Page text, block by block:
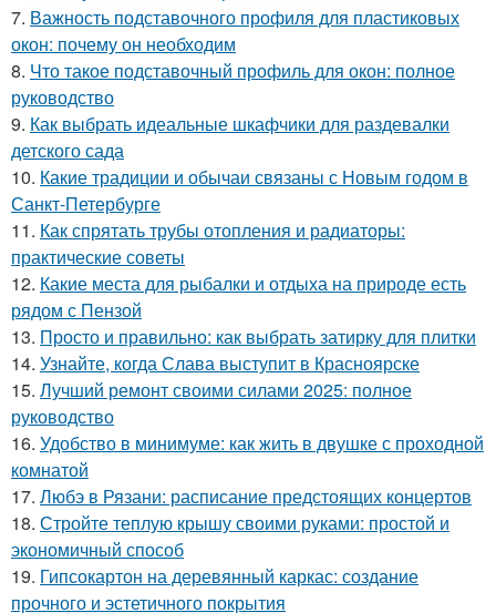
7. Важность подставочного профиля для пластиковых
окон: почему он необходим
8. Что такое подставочный профиль для окон: полное
руководство
9. Как выбрать идеальные шкафчики для раздевалки
детского сада
10. Какие традиции и обычаи связаны с Новым годом в
Санкт-Петербурге
11. Как спрятать трубы отопления и радиаторы:
практические советы
12. Какие места для рыбалки и отдыха на природе есть
рядом с Пензой
13. Просто и правильно: как выбрать затирку для плитки
14. Узнайте, когда Слава выступит в Красноярске
15. Лучший ремонт своими силами 2025: полное
руководство
16. Удобство в минимуме: как жить в двушке с проходной
комнатой
17. Любэ в Рязани: расписание предстоящих концертов
18. Стройте теплую крышу своими руками: простой и
экономичный способ
19. Гипсокартон на деревянный каркас: создание
прочного и эстетичного покрытия